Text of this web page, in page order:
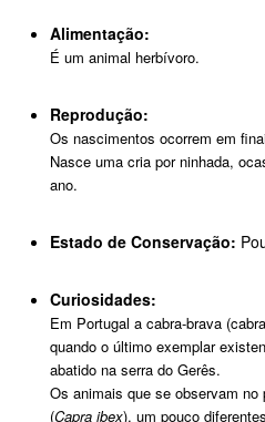
Alimentação:
É um animal herbívoro.
Reprodução:
Os nascimentos ocorrem em
Nasce uma cria por ninhada,
ano.
Estado de Conservação:
Curiosidades:
Em Portugal a cabra-brava
quando o último exemplar
abatido na serra do Gerês.
Os animais que se observam no
(Capra ibex), um pouco